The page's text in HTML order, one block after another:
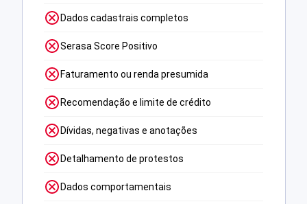
Dados cadastrais completos
Serasa Score Positivo
Faturamento ou renda presumida
Recomendação e limite de crédito
Dívidas, negativas e anotações
Detalhamento de protestos
Dados comportamentais